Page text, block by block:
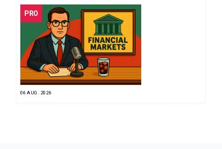
PRO
06 AUG. 2026